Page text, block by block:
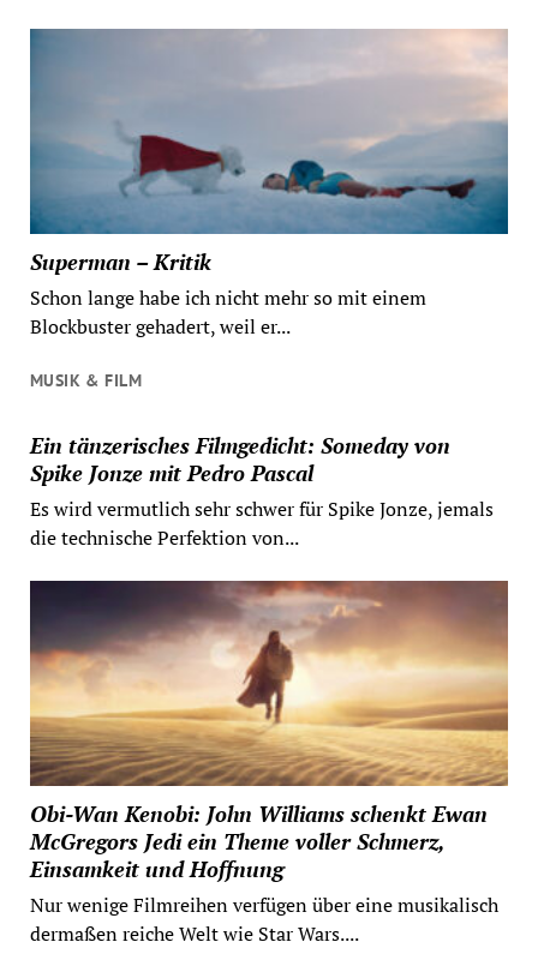
Superman – Kritik
Schon lange habe ich nicht mehr so mit einem
Blockbuster gehadert, weil er...
MUSIK & FILM
Ein tänzerisches Filmgedicht: Someday von
Spike Jonze mit Pedro Pascal
Es wird vermutlich sehr schwer für Spike Jonze, jemals
die technische Perfektion von...
Obi-Wan Kenobi: John Williams schenkt Ewan
McGregors Jedi ein Theme voller Schmerz,
Einsamkeit und Hoffnung
Nur wenige Filmreihen verfügen über eine musikalisch
dermaßen reiche Welt wie Star Wars....